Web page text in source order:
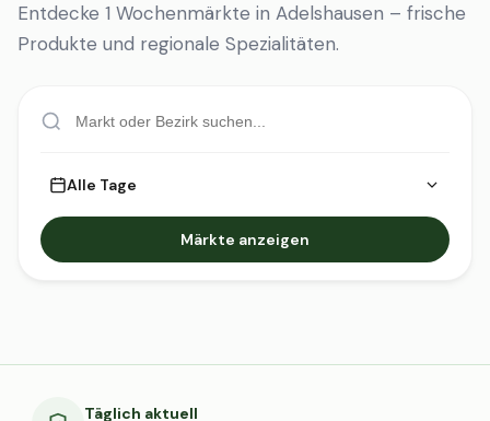
Entdecke 1 Wochenmärkte in Adelshausen – frische
Produkte und regionale Spezialitäten.
Alle Tage
Märkte anzeigen
Täglich aktuell